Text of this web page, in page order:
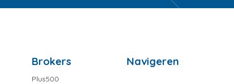
Brokers
Plus500
Navigeren